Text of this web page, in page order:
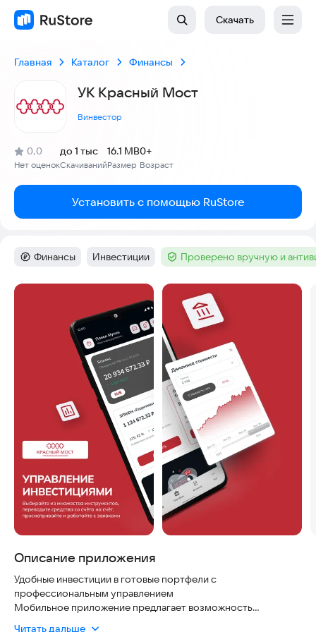
Скачать
Главная Каталог Финансы
УК Красный Мост
Винвестор
Рейтинг:
0,0
(
Нет оценок
)
Скачиваний
до 1 тыс
Размер
16.1 MB
Возраст
0+
Установить с помощью RuStore
Категория:
Финансы Тег:
Инвестиции Тег :Проверено вручную и
Скриншоты
Описание приложения
Удобные инвестиции в готовые портфели с
профессиональным управлением
Мобильное приложение предлагает возможность
Читать дальше